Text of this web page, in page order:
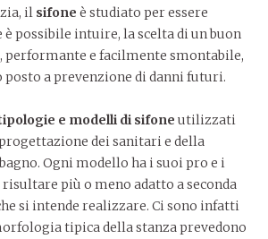
il sifone è studiato per essere
è possibile intuire, la scelta di un buon
performante e facilmente smontabile,
a prevenzione di danni futuri.
e modelli di sifone utilizzati
dei sanitari e della
Ogni modello ha i suoi pro e i
più o meno adatto a seconda
si intende realizzare. Ci sono infatti
tipica della stanza prevedono